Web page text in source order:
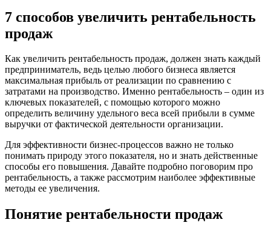
7 способов увеличить рентабельность
продаж
Как увеличить рентабельность продаж, должен знать каждый
предприниматель, ведь целью любого бизнеса является
максимальная прибыль от реализации по сравнению с
затратами на производство. Именно рентабельность – один из
ключевых показателей, с помощью которого можно
определить величину удельного веса всей прибыли в сумме
выручки от фактической деятельности организации.
Для эффективности бизнес-процессов важно не только
понимать природу этого показателя, но и знать действенные
способы его повышения. Давайте подробно поговорим про
рентабельность, а также рассмотрим наиболее эффективные
методы ее увеличения.
Понятие рентабельности продаж